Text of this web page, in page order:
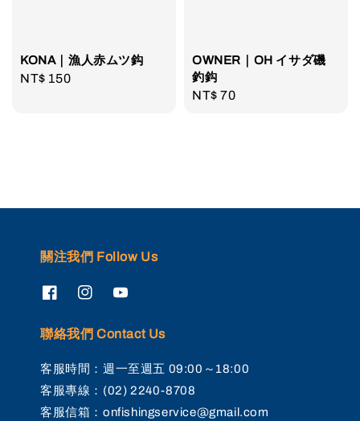
KONA｜漁人赤ムツ鈎
Regular
NT$ 150
OWNER｜OH イサダ磯
釣鈎
Regular
NT$ 70
關注我們 Follow Us
聯絡我們 Contact Us
客服時間：週一至週五 09:00～18:00
客服專線：(02) 2240-8708
客服信箱：onfishingservice@gmail.com